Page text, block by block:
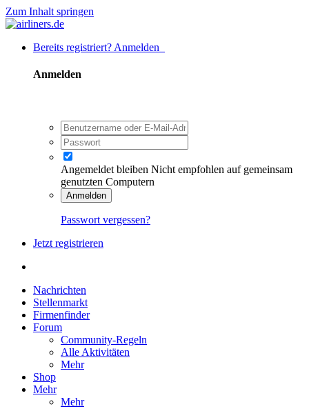
Zum Inhalt springen
Bereits registriert? Anmelden
Anmelden
Angemeldet bleiben Nicht empfohlen auf gemeinsam
genutzten Computern
Anmelden
Passwort vergessen?
Jetzt registrieren
Nachrichten
Stellenmarkt
Firmenfinder
Forum
Community-Regeln
Alle Aktivitäten
Mehr
Shop
Mehr
Mehr